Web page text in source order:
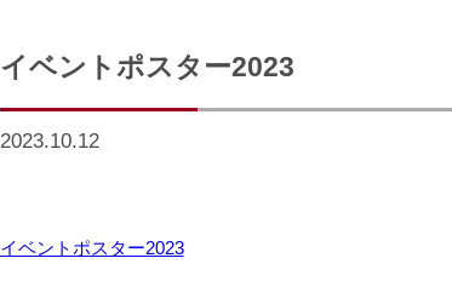
イベントポスター2023
2023.10.12
イベントポスター2023